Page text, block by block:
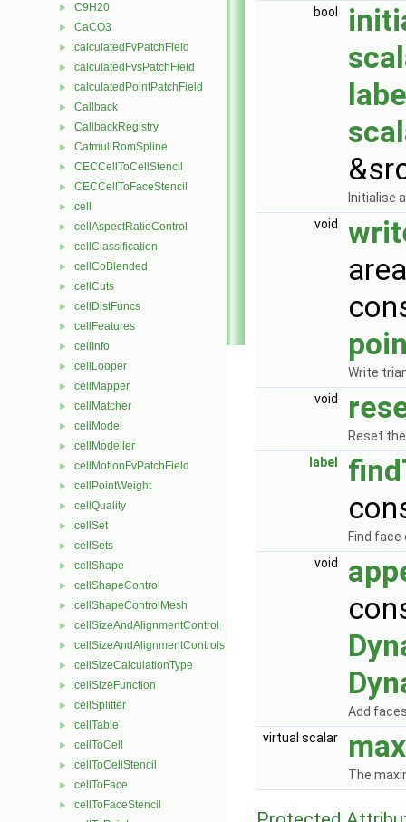
► C9H20
► CaCO3
► calculatedFvPatchField
► calculatedFvsPatchField
► calculatedPointPatchField
► Callback
► CallbackRegistry
► CatmullRomSpline
► CECCellToCellStencil
► CECCellToFaceStencil
► cell
► cellAspectRatioControl
► cellClassification
► cellCoBlended
► cellCuts
► cellDistFuncs
► cellFeatures
► cellInfo
► cellLooper
► cellMapper
► cellMatcher
► cellModel
► cellModeller
► cellMotionFvPatchField
► cellPointWeight
► cellQuality
► cellSet
► cellSets
► cellShape
► cellShapeControl
► cellShapeControlMesh
► cellSizeAndAlignmentControl
► cellSizeAndAlignmentControls
► cellSizeCalculationType
► cellSizeFunction
► cellSplitter
► cellTable
► cellToCell
► cellToCellStencil
► cellToFace
► cellToFaceStencil
bool
Initialise
void
Write
void
Reset
label
Find
void
Add
virtual scalar
The